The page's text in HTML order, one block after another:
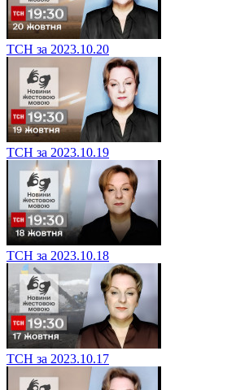
ТСН за 2023.10.20
ТСН за 2023.10.19
ТСН за 2023.10.18
ТСН за 2023.10.17